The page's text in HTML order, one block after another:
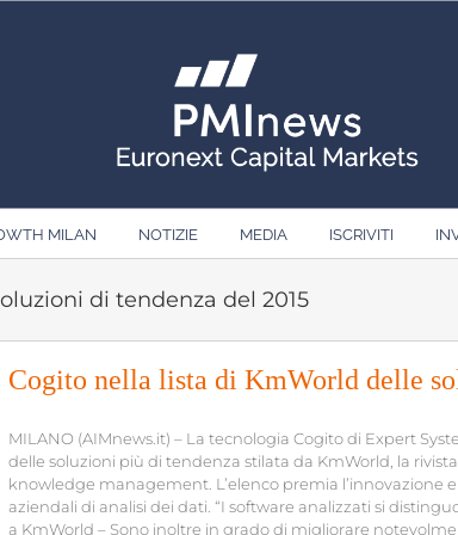
MILAN NOTIZIE MEDIA ISCRIVITI
di tendenza del 2015
Cogito nella lista di KmWorld delle
MILANO (AIMnews.it) – La tecnologia Cogito di Expert
delle soluzioni più di tendenza stilata da KmWorld, la
knowledge management. L’elenco premia l’innovazione
aziendali di analisi dei dati. “I software analizzati si
a KmWorld – Sono inoltre in grado di migliorare